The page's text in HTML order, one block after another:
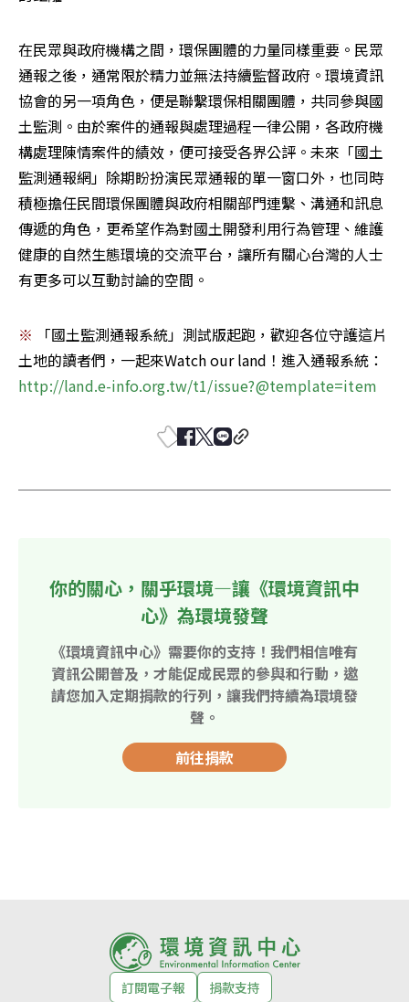
在民眾與政府機構之間，環保團體的力量同樣重要。民眾
通報之後，通常限於精力並無法持續監督政府。環境資訊
協會的另一項角色，便是聯繫環保相關團體，共同參與國
土監測。由於案件的通報與處理過程一律公開，各政府機
構處理陳情案件的績效，便可接受各界公評。未來「國土
監測通報網」除期盼扮演民眾通報的單一窗口外，也同時
積極擔任民間環保團體與政府相關部門連繫、溝通和訊息
傳遞的角色，更希望作為對國土開發利用行為管理、維護
健康的自然生態環境的交流平台，讓所有關心台灣的人士
有更多可以互動討論的空間。
※
「國土監測通報系統」測試版起跑，歡迎各位守護這片
土地的讀者們，一起來Watch our land！進入通報系統：
http://land.e-info.org.tw/t1/issue?@template=item
你的關心，關乎環境—讓《環境資訊中
心》為環境發聲
《環境資訊中心》需要你的支持！我們相信唯有
資訊公開普及，才能促成民眾的參與和行動，邀
請您加入定期捐款的行列，讓我們持續為環境發
聲。
前往捐款
訂閱電子報 捐款支持